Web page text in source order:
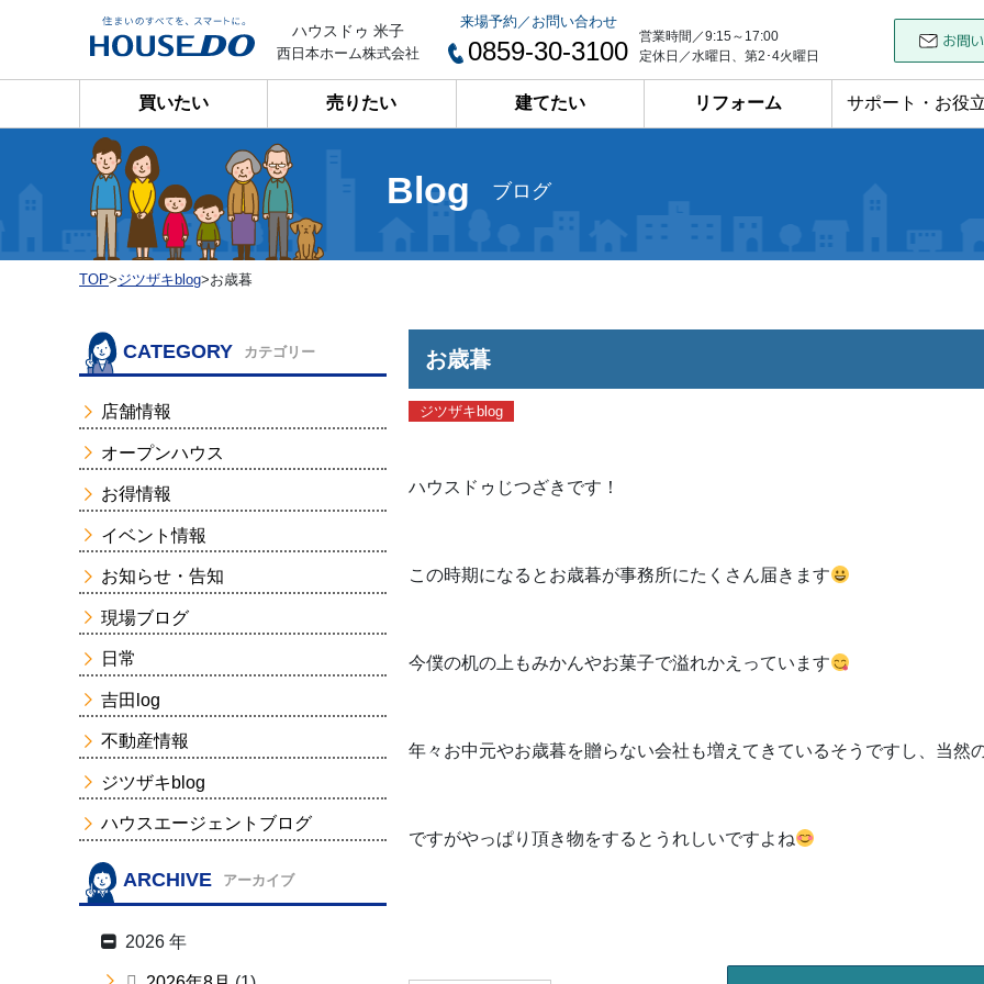
ハウスドゥ 米子
西日本ホーム株式会社
来場予約／お問い合わせ
0859-30-3100
営業時間／9:15～17:00
定休日／水曜日、第2･4火曜日
買いたい 売りたい 建てたい リフォーム サポート・お役
Blog ブログ
TOP>ジツザキblog>お歳暮
お歳暮
ジツザキblog
ハウスドゥじつざきです！
この時期になるとお歳暮が事務所にたくさん届きます
今僕の机の上もみかんやお菓子で溢れかえっています
年々お中元やお歳暮を贈らない会社も増えてきているそうですし、当然
ですがやっぱり頂き物をするとうれしいですよね
CATEGORY カテゴリー
店舗情報
オープンハウス
お得情報
イベント情報
お知らせ・告知
現場ブログ
日常
吉田log
不動産情報
ジツザキblog
ハウスエージェントブログ
ARCHIVE アーカイブ
2026 年